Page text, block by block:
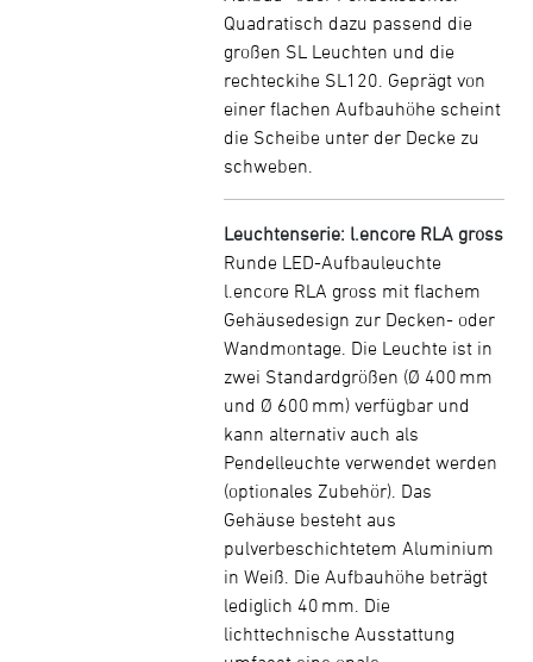
Quadratisch dazu passend die
großen SL Leuchten und die
rechteckihe SL120. Geprägt von
einer flachen Aufbauhöhe scheint
die Scheibe unter der Decke zu
schweben.
Leuchtenserie: l.encore RLA gross
Runde LED-Aufbauleuchte
l.encore RLA gross mit flachem
Gehäusedesign zur Decken- oder
Wandmontage. Die Leuchte ist in
zwei Standardgrößen (Ø 400 mm
und Ø 600 mm) verfügbar und
kann alternativ auch als
Pendelleuchte verwendet werden
(optionales Zubehör). Das
Gehäuse besteht aus
pulverbeschichtetem Aluminium
in Weiß. Die Aufbauhöhe beträgt
lediglich 40 mm. Die
lichttechnische Ausstattung